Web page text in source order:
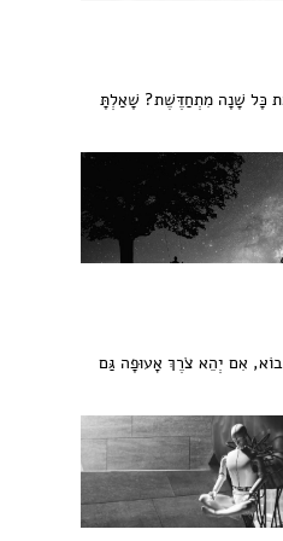
כָּל שָׁנָה מִתְחַדֶּשֶׁת? שָׁאַלְתָּ
אִם יְהֵא צֹרֶךְ אָעוּפָה גַּם